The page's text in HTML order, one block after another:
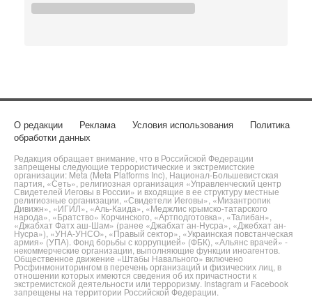
О редакции Реклама Условия использования
Политика
обработки данных
Редакция обращает внимание, что в Российской Федерации
запрещены следующие террористические и экстремистские
организации: Meta (Meta Platforms Inc), Национал-Большевистская
партия, «Сеть», религиозная организация «Управленческий центр
Свидетелей Иеговы в России» и входящие в ее структуру местные
религиозные организации, «Свидетели Иеговы», «Мизантропик
Дивижн», «ИГИЛ», «Аль-Каида», «Меджлис крымско-татарского
народа», «Братство» Корчинского, «Артподготовка», «Талибан»,
«Джабхат Фатх аш-Шам» (ранее «Джабхат ан-Нусра», «Джебхат ан-
Нусра»), «УНА-УНСО», «Правый сектор», «Украинская повстанческая
армия» (УПА). Фонд борьбы с коррупцией» (ФБК), «Альянс врачей» -
некоммерческие организации, выполняющие функции иноагентов.
Общественное движение «Штабы Навального» включено
Росфинмониторингом в перечень организаций и физических лиц, в
отношении которых имеются сведения об их причастности к
экстремистской деятельности или терроризму. Instagram и Facebook
запрещены на территории Российской Федерации.